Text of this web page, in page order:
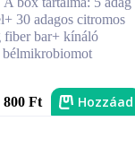
30 adagos citromos
fiber bar+ kínáló
bélmikrobiomot
800 Ft Hozzáad